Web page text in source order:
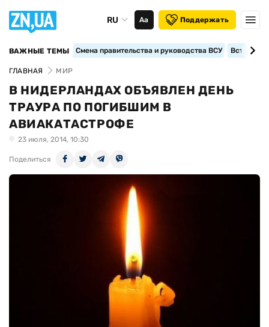
RU Аа Поддержать
ВАЖНЫЕ ТЕМЫ Смена правительства и руководства ВСУ
ГЛАВНАЯ МИР
В НИДЕРЛАНДАХ ОБЪЯВЛЕН ДЕНЬ
ТРАУРА ПО ПОГИБШИМ В
АВИАКАТАСТРОФЕ
23 июля, 2014, 10:30
Поделиться